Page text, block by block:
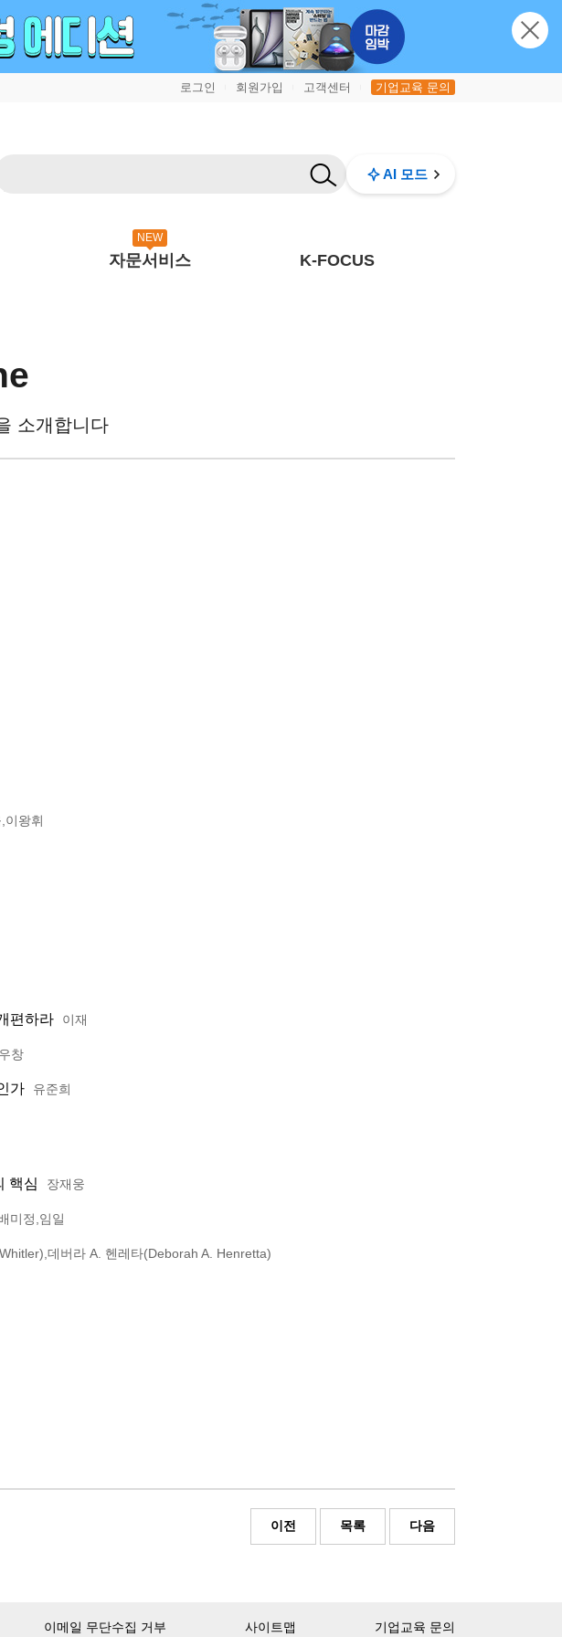
로그인 회원가입 고객센터 기업교육 문의
AI 모드
NEW
자문서비스 K-FOCUS
소개합니다
이왕휘
편하라 이재
창
가 유준희
핵심 장재웅
미정,임일
데버라 A. 헨레타(Deborah A. Henretta)
이전 목록 다음
이메일 무단수집 거부 사이트맵 기업교육 문의